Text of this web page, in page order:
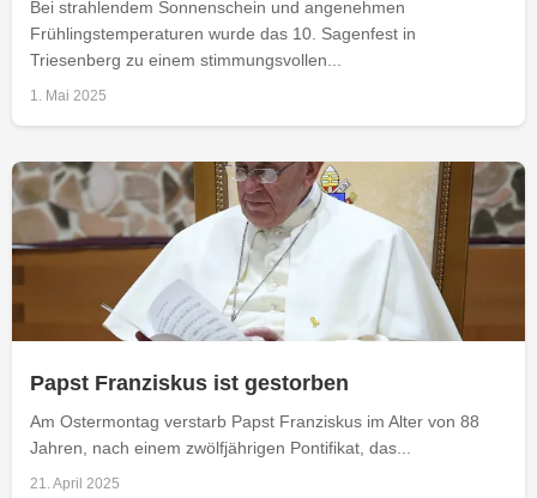
Bei strahlendem Sonnenschein und angenehmen
Frühlingstemperaturen wurde das 10. Sagenfest in
Triesenberg zu einem stimmungsvollen...
1. Mai 2025
Papst Franziskus ist gestorben
Am Ostermontag verstarb Papst Franziskus im Alter von 88
Jahren, nach einem zwölfjährigen Pontifikat, das...
21. April 2025